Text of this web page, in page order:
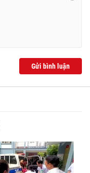
Gửi bình luận